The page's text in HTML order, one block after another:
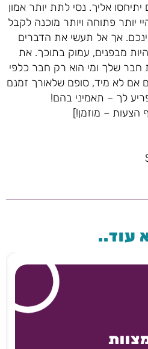
אליך. נסי לתת יותר אמון
יותר פתוחה ויותר מוכנה לקבל
אך אל תעשי את הדברים
מבפנים, עמוק בתוכך. את
חבר שלך ומי הוא רק חבר כלפי
אם לא מיד, סופם שלאורך זמנם
לך – תאמיני בהם!
הצעות – מוזמן!]
עוד..